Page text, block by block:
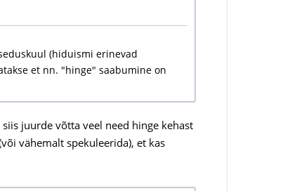
(hiduismi erinevad
et nn. "hinge" saabumine on
juurde võtta veel need hinge kehast
vähemalt spekuleerida), et kas